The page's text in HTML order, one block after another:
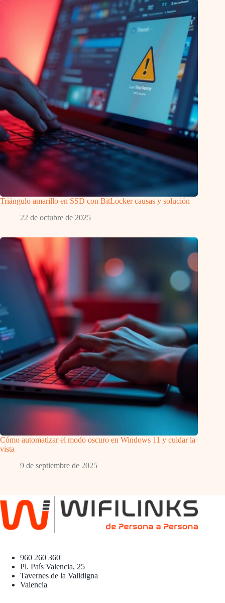
Triángulo amarillo en SSD con BitLocker causas y solución
22 de octubre de 2025
Cómo automatizar el modo oscuro en Windows 11 y cuidar la
vista
9 de septiembre de 2025
960 260 360
Pl. País Valencia, 25
Tavernes de la Valldigna
Valencia